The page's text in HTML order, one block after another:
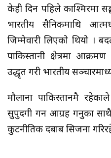
केही दिन पहिले काश्मिरमा
भारतीय सैनिकमाथि
जिम्मेवारी लिएको थियो ।
पाकिस्तानी क्षेत्रमा
उद्धृत गरी भारतीय
मौलाना पाकिस्तानमै
सुपुर्दगी गर्न आग्रह गर्नुका साथै
कुटनीतिक दबाब सिर्जना